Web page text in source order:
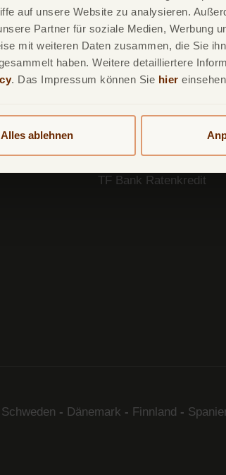
auf unsere Website zu analysieren.
Partner für soziale Medien, Werbung
mit weiteren Daten zusammen, die Sie
haben. Weitere detailliertere
. Das Impressum können Sie hier
Alles ablehnen
Unsere Produkte
TF Bank Festgeld
TF Bank Ratenkredit
Schweden - Dänemark - Finnland -